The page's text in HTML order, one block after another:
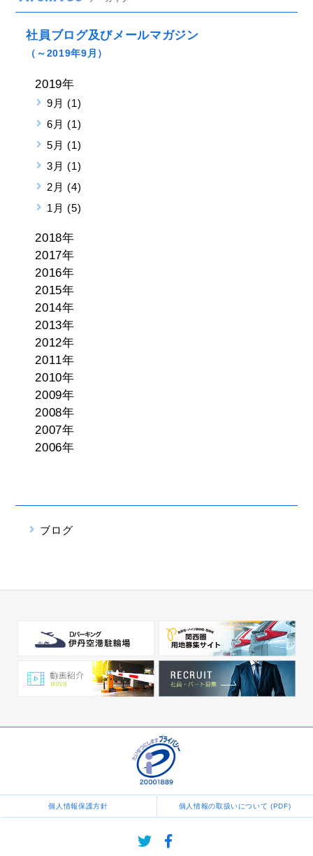
社員ブログ及びメールマガジン
（～2019年9月）
2019年
9月 (1)
6月 (1)
5月 (1)
3月 (1)
2月 (4)
1月 (5)
2018年
2017年
2016年
2015年
2014年
2013年
2012年
2011年
2010年
2009年
2008年
2007年
2006年
ブログ
個人情報保護方針 個人情報の取扱いについて (PDF)